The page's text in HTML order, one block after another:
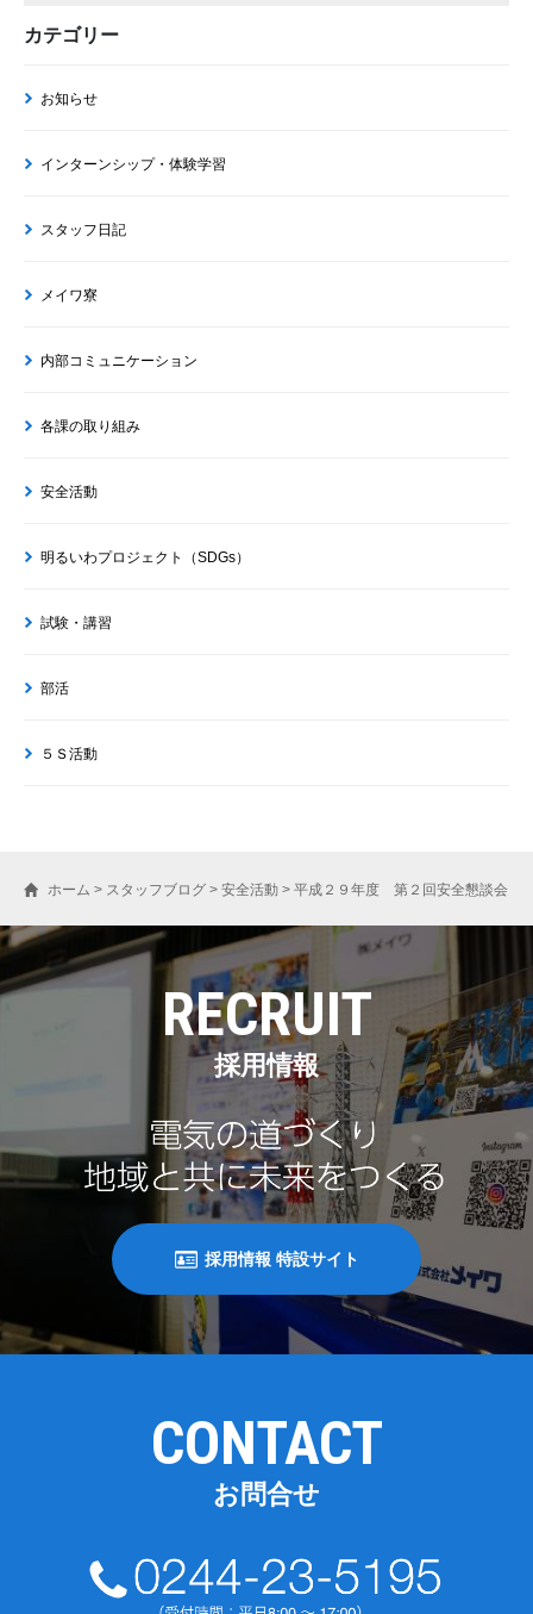
カテゴリー
お知らせ
インターンシップ・体験学習
スタッフ日記
メイワ寮
内部コミュニケーション
各課の取り組み
安全活動
明るいわプロジェクト（SDGs）
試験・講習
部活
５Ｓ活動
ホーム > スタッフブログ > 安全活動 > 平成２９年度 第２回安全懇談会
RECRUIT
採用情報
採用情報 特設サイト
CONTACT
お問合せ